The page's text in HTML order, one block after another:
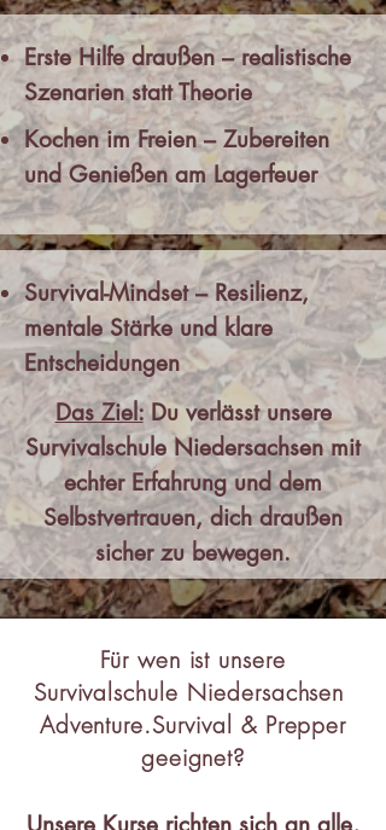
Erste Hilfe draußen – realistische
Szenarien statt Theorie
Kochen im Freien – Zubereiten
und Genießen am Lagerfeuer
Survival-Mindset – Resilienz,
mentale Stärke und klare
Entscheidungen
Das Ziel:Du verlässt unsere
Survivalschule Niedersachsen mit
echter Erfahrung und dem
Selbstvertrauen, dich draußen
sicher zu bewegen.
Für wen ist unsere
Survivalschule Niedersachsen
Adventure.Survival & Prepper
geeignet?